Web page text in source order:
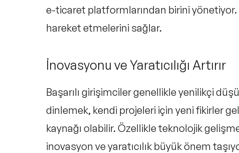
e-ticaret platformlarından birini
hareket etmelerini sağlar.
İnovasyonu ve Yaratıcılığı Artırır
Başarılı girişimciler genellikle yenilikçi
dinlemek, kendi projeleri için yeni fikirler
kaynağı olabilir. Özellikle teknolojik
inovasyon ve yaratıcılık büyük önem